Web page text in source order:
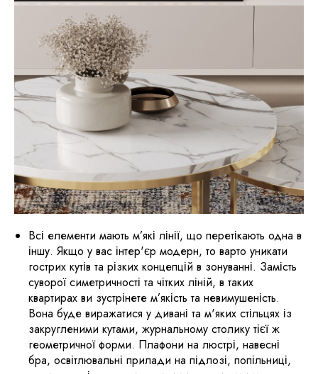
Всі елементи мають м’які лінії, що перетікають одна в
іншу. Якщо у вас інтер'єр модерн, то варто уникати
гострих кутів та різких концепцій в зонуванні. Замість
суворої симетричності та чітких ліній, в таких
квартирах ви зустрінете м’якість та невимушеність.
Вона буде виражатися у дивані та м'яких стільцях із
закругленими кутами, журнальному столику тієї ж
геометричної форми. Плафони на люстрі, навесні
бра, освітлювальні прилади на підлозі, попільниці,